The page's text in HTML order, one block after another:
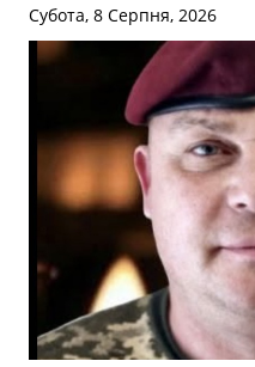
Субота, 8 Серпня, 2026